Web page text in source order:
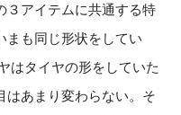
３アイテムに共通する特
まも同じ形状をしてい
タイヤの形をしていた
はあまり変わらない。そ